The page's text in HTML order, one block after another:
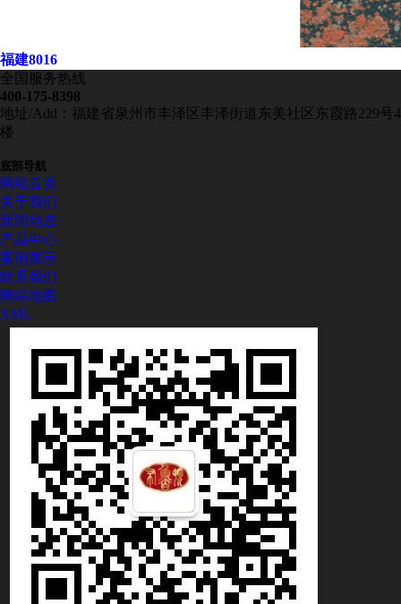
福建8016
全国服务热线
400-175-8398
地址/Add：福建省泉州市丰泽区丰泽街道东美社区东霞路229号4
楼
底部导航
网站首页
关于我们
新闻动态
产品中心
案例展示
联系我们
网站地图
XML